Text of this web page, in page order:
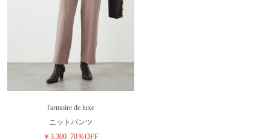
l'armoire de luxe
ニットパンツ
￥3,300 70％OFF